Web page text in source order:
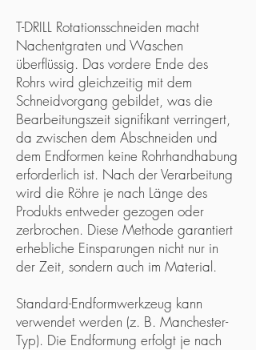
T-DRILL Rotationsschneiden macht
Nachentgraten und Waschen
überflüssig. Das vordere Ende des
Rohrs wird gleichzeitig mit dem
Schneidvorgang gebildet, was die
Bearbeitungszeit signifikant verringert,
da zwischen dem Abschneiden und
dem Endformen keine Rohrhandhabung
erforderlich ist. Nach der Verarbeitung
wird die Röhre je nach Länge des
Produkts entweder gezogen oder
zerbrochen. Diese Methode garantiert
erhebliche Einsparungen nicht nur in
der Zeit, sondern auch im Material.
Standard-Endformwerkzeug kann
verwendet werden (z. B. Manchester-
Typ). Die Endformung erfolgt je nach